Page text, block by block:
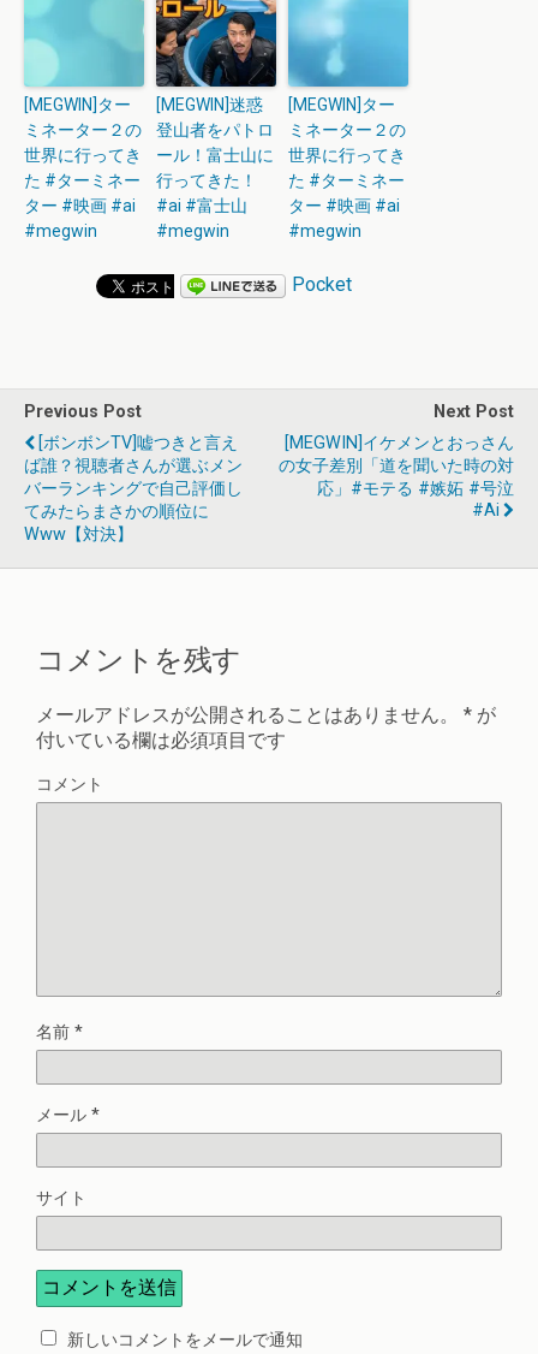
[MEGWIN]ター
ミネーター２の
世界に行ってき
た #ターミネー
ター #映画 #ai
#megwin
[MEGWIN]迷惑
登山者をパトロ
ール！富士山に
行ってきた！
#ai #富士山
#megwin
[MEGWIN]ター
ミネーター２の
世界に行ってき
た #ターミネー
ター #映画 #ai
#megwin
Pocket
Previous Post
[ボンボンTV]嘘つきと言え
ば誰？視聴者さんが選ぶメン
バーランキングで自己評価し
てみたらまさかの順位に
Www【対決】
Next Post
[MEGWIN]イケメンとおっさん
の女子差別「道を聞いた時の対
応」#モテる #嫉妬 #号泣
#ai
コメントを残す
メールアドレスが公開されることはありません。 * が
付いている欄は必須項目です
コメント
名前 *
メール *
サイト
新しいコメントをメールで通知